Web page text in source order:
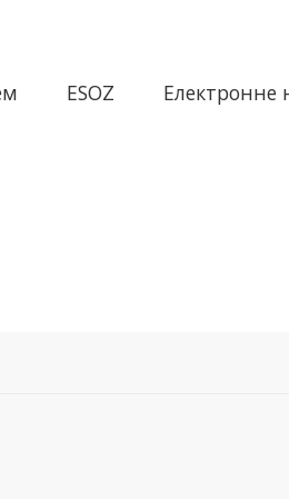
ESOZ Електронне